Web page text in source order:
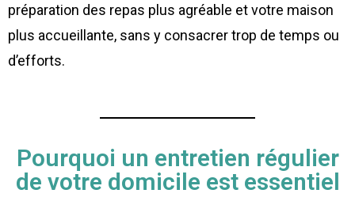
préparation des repas plus agréable et votre maison
plus accueillante, sans y consacrer trop de temps ou
d’efforts.
Pourquoi un entretien régulier
de votre domicile est essentiel